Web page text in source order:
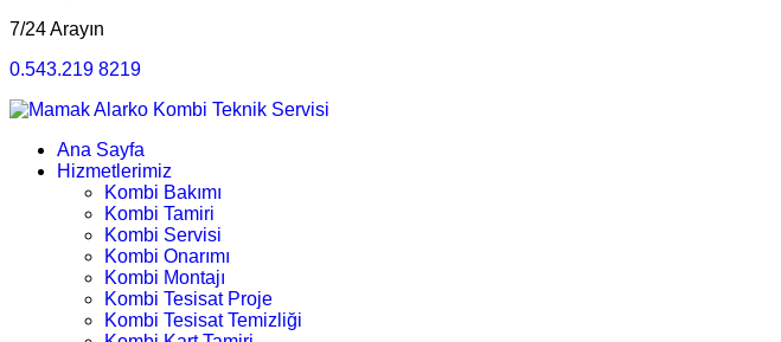
7/24 Arayın
0.543.219 8219
Ana Sayfa
Hizmetlerimiz
Kombi Bakımı
Kombi Tamiri
Kombi Servisi
Kombi Onarımı
Kombi Montajı
Kombi Tesisat Proje
Kombi Tesisat Temizliği